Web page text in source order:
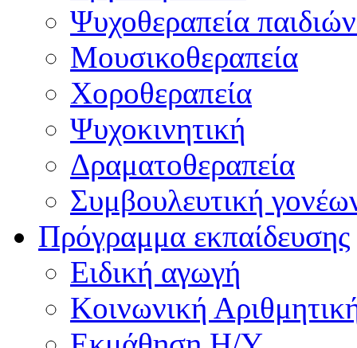
Ψυχοθεραπεία
Μουσικοθεραπεία
Χοροθεραπεία
Ψυχοκινητική
Δραματοθεραπεία
Συμβουλευτική
Πρόγραμμα εκπαίδευσης
Ειδική αγωγή
Κοινωνική